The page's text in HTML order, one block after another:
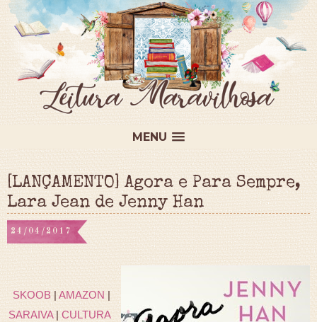
MENU
[LANÇAMENTO] Agora e Para Sempre,
Lara Jean de Jenny Han
24/04/2017
SKOOB|AMAZON |
SARAIVA|CULTURA